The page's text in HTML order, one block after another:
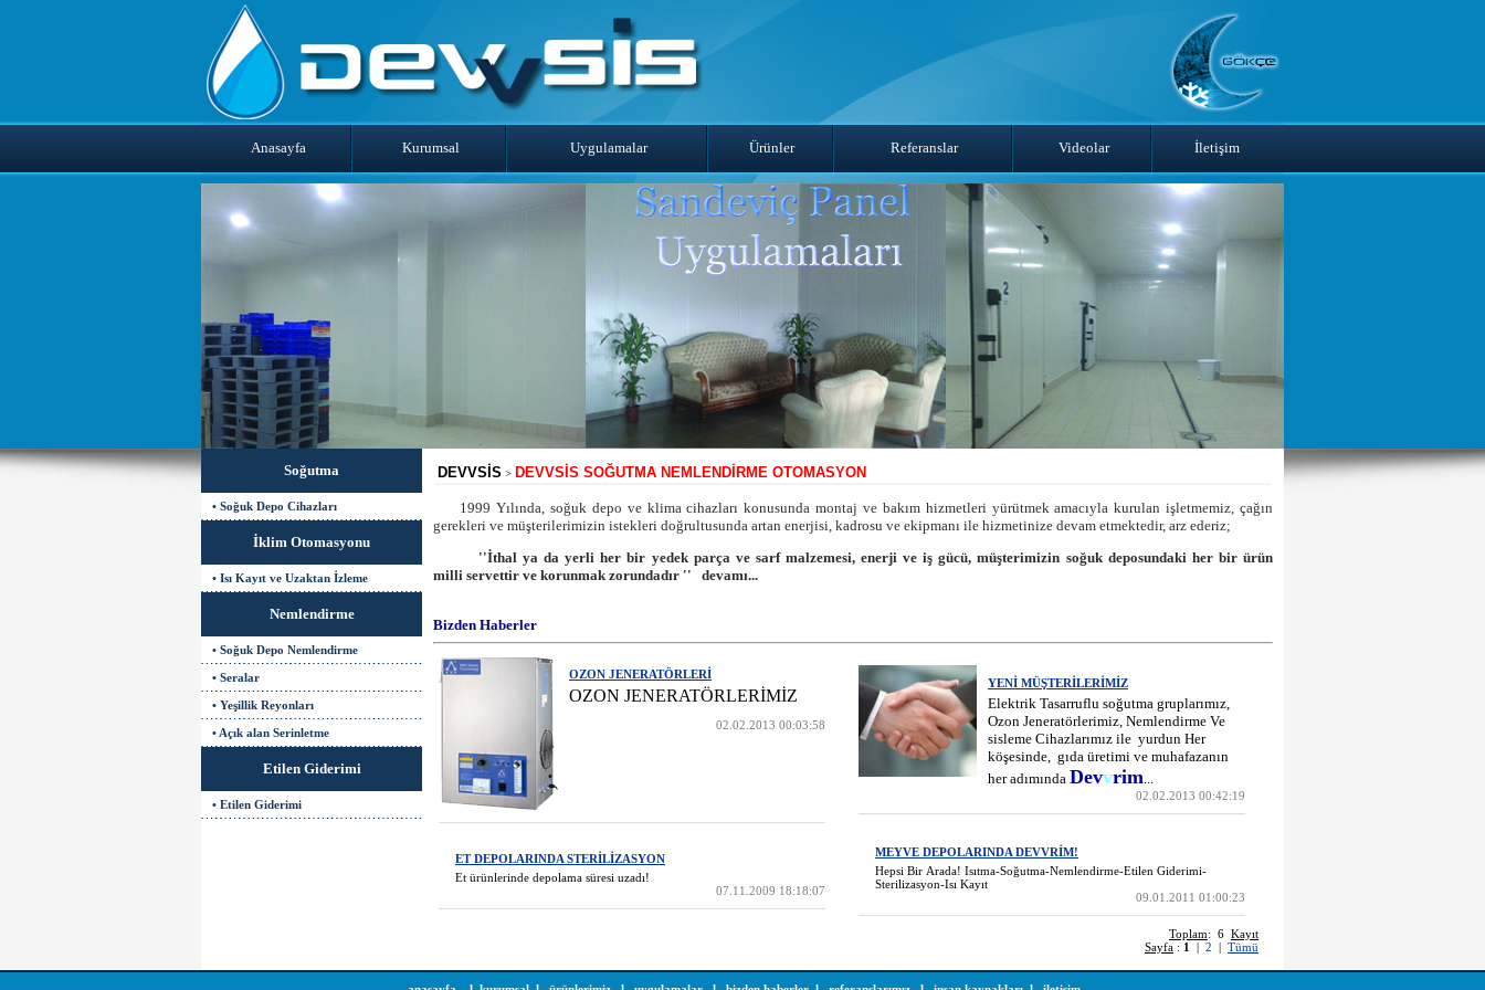
Anasayfa Kurumsal Uygulamalar Ürünler Referanslar Videolar İletişim
Soğutma
• Soğuk Depo Cihazları
İklim Otomasyonu
• Isı Kayıt ve Uzaktan İzleme
Nemlendirme
• Soğuk Depo Nemlendirme
• Seralar
• Yeşillik Reyonları
• Açık alan Serinletme
Etilen Giderimi
• Etilen Giderimi
DEVVSİS > DEVVSİS SOĞUTMA NEMLENDİRME OTOMASYON
1999 Yılında, soğuk depo ve klima cihazları konusunda montaj ve bakım hizmetleri yürütmek amacıyla kurulan işletmemiz, çağın
gerekleri ve müşterilerimizin istekleri doğrultusunda artan enerjisi, kadrosu ve ekipmanı ile hizmetinize devam etmektedir, arz ederiz;
''İthal ya da yerli her bir yedek parça ve sarf malzemesi, enerji ve iş gücü, müşterimizin soğuk deposundaki her bir ürün
milli servettir ve korunmak zorundadır ''
devamı...
Bizden Haberler
OZON JENERATÖRLERİ
OZON JENERATÖRLERİMİZ
02.02.2013 00:03:58
YENİ MÜŞTERİLERİMİZ
Elektrik Tasarruflu soğutma gruplarımız,
Ozon Jeneratörlerimiz, Nemlendirme Ve
sisleme Cihazlarımız ile yurdun Her
köşesinde, gıda üretimi ve muhafazanın
her adımında Devvrim...
02.02.2013 00:42:19
ET DEPOLARINDA STERİLİZASYON
Et ürünlerinde depolama süresi uzadı!
07.11.2009 18:18:07
MEYVE DEPOLARINDA DEVVRİM!
Hepsi Bir Arada! Isıtma-Soğutma-Nemlendirme-Etilen Giderimi-
Sterilizasyon-Isı Kayıt
09.01.2011 01:00:23
Toplam: 6 Kayıt
Sayfa : 1 | 2 | Tümü